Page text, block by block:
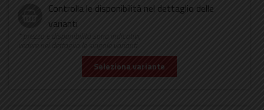
Controlla le disponibilità nel dettaglio delle
varianti
* prezzo e disponibilità sono indicativi,
vedere nel dettaglio le singole varianti
Seleziona variante